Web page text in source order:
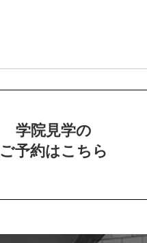
学院見学の
ご予約はこちら